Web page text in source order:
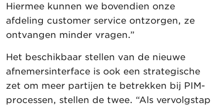
Hiermee kunnen we bovendien onze
afdeling customer service ontzorgen, ze
ontvangen minder vragen.”
Het beschikbaar stellen van de nieuwe
afnemersinterface is ook een strategische
zet om meer partijen te betrekken bij PIM-
processen, stellen de twee. “Als vervolgstap